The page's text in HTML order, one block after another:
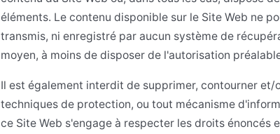
éléments. Le contenu disponible sur le Site Web ne
transmis, ni enregistré par aucun système de
moyen, à moins de disposer de l'autorisation
Il est également interdit de supprimer, contourner
techniques de protection, ou tout mécanisme
ce Site Web s'engage à respecter les droits